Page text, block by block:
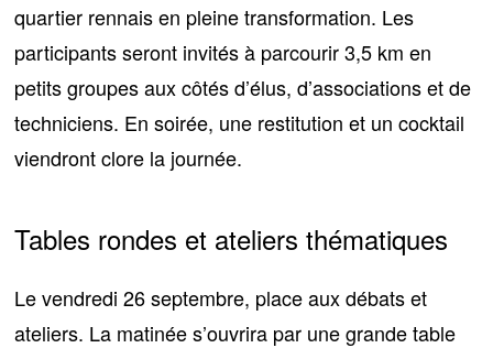
quartier rennais en pleine transformation. Les
participants seront invités à parcourir 3,5 km en
petits groupes aux côtés d’élus, d’associations et de
techniciens. En soirée, une restitution et un cocktail
viendront clore la journée.
Tables rondes et ateliers thématiques
Le vendredi 26 septembre, place aux débats et
ateliers. La matinée s’ouvrira par une grande table